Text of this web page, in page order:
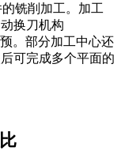
铣削加工。加工
换刀机构
。部分加工中心还
可完成多个平面的